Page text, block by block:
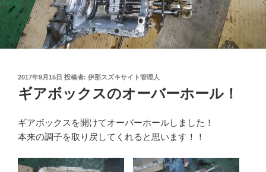
投
稿
日:
2017年9月15日 投稿者: 伊那スズキサイト管理人
ギアボックスのオーバーホール！
ギアボックスを開けてオーバーホールしました！
本来の調子を取り戻してくれると思います！！